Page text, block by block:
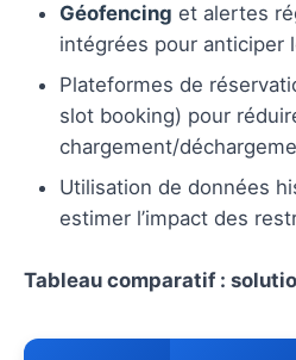
Géofencing et alertes
intégrées pour anticiper
Plateformes de
slot booking) pour
chargement/
Utilisation de données
estimer l’impact des
Tableau comparatif :